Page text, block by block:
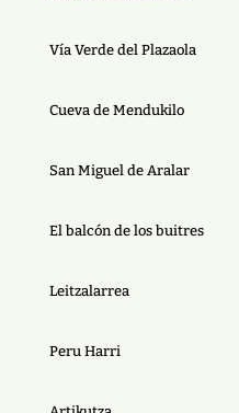
Vía Verde del Plazaola
Cueva de Mendukilo
San Miguel de Aralar
El balcón de los buitres
Leitzalarrea
Peru Harri